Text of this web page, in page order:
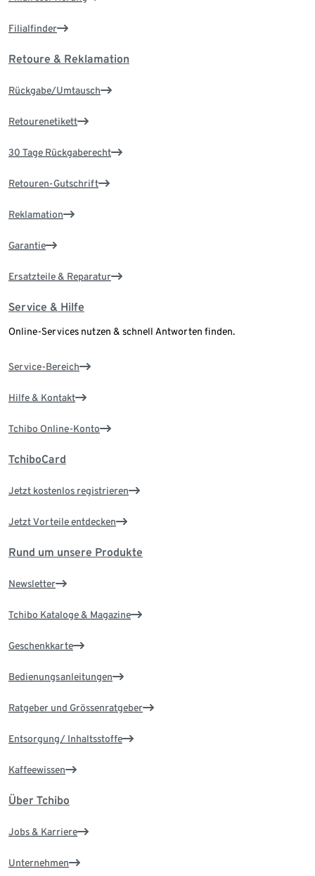
Filialfinder
Retoure & Reklamation
Rückgabe/Umtausch
Retourenetikett
30 Tage Rückgaberecht
Retouren-Gutschrift
Reklamation
Garantie
Ersatzteile & Reparatur
Service & Hilfe
Online-Services nutzen & schnell Antworten finden.
Service-Bereich
Hilfe & Kontakt
Tchibo Online-Konto
TchiboCard
Jetzt kostenlos registrieren
Jetzt Vorteile entdecken
Rund um unsere Produkte
Newsletter
Tchibo Kataloge & Magazine
Geschenkkarte
Bedienungsanleitungen
Ratgeber und Grössenratgeber
Entsorgung/ Inhaltsstoffe
Kaffeewissen
Über Tchibo
Jobs & Karriere
Unternehmen